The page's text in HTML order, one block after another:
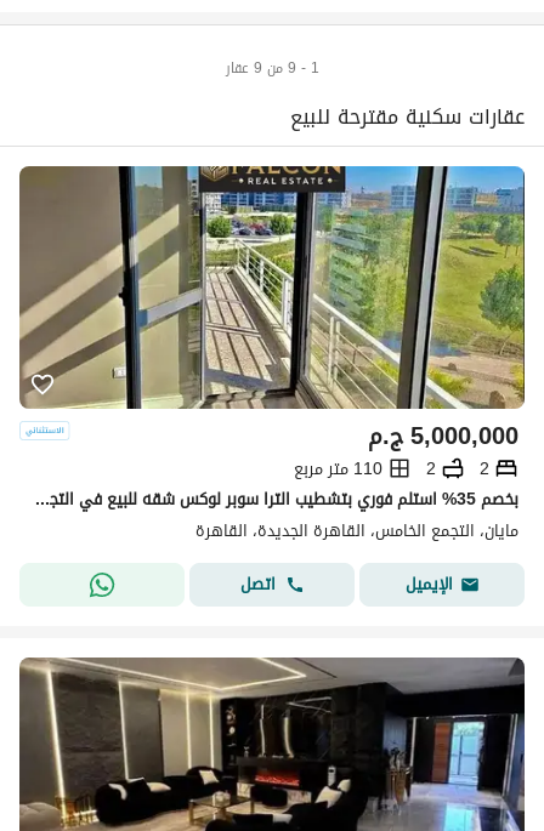
1 - 9 من 9 عقار
عقارات سكنية مقترحة للبيع
ج.م5,000,000
2
2
110 متر مربع
بخصم 35% استلم فوري بتشطيب الترا سوبر لوكس شقه للبيع في التجمع الخامس كمبوند مايان Mayan new cairo امام الرحاب بجوار كريك تاون والمطار دقائق من AUC
مايان، التجمع الخامس، القاهرة الجديدة، القاهرة
الإيميل
اتصل